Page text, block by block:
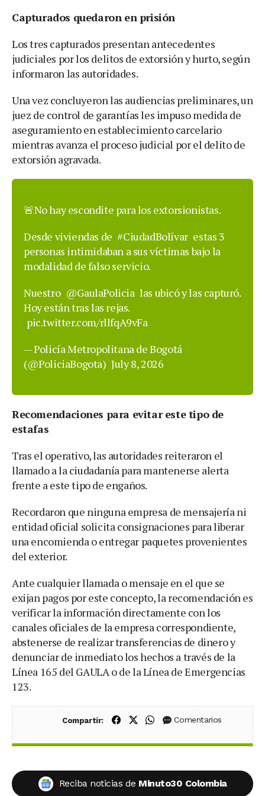
Capturados quedaron en prisión
Los tres capturados presentan antecedentes
judiciales por los delitos de extorsión y hurto, según
informaron las autoridades.
Una vez concluyeron las audiencias preliminares, un
juez de control de garantías les impuso medida de
aseguramiento en establecimiento carcelario
mientras avanza el proceso judicial por el delito de
extorsión agravada.
🚨No hay escondite para los extorsionistas.
Desde viviendas de #CiudadBolívar estas 3
personas intimidaban a sus víctimas bajo la
modalidad de falso servicio.
Nuestro @GaulaPolicia las ubicó y las capturó.
Hoy están tras las rejas.
pic.twitter.com/rllfqA9vFa
— Policía Metropolitana de Bogotá
(@PoliciaBogota) July 8, 2026
Recomendaciones para evitar este tipo de
estafas
Tras el operativo, las autoridades reiteraron el
llamado a la ciudadanía para mantenerse alerta
frente a este tipo de engaños.
Recordaron que ninguna empresa de mensajería ni
entidad oficial solicita consignaciones para liberar
una encomienda o entregar paquetes provenientes
del exterior.
Ante cualquier llamada o mensaje en el que se
exijan pagos por este concepto, la recomendación es
verificar la información directamente con los
canales oficiales de la empresa correspondiente,
abstenerse de realizar transferencias de dinero y
denunciar de inmediato los hechos a través de la
Línea 165 del GAULA o de la Línea de Emergencias
123.
Compartir: Compartir en Facebook
Compartir en X (Twitter)
Compartir en WhatsApp
Comentarios
Reciba noticias de Minuto30 Colombia